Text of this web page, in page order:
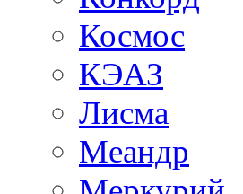
Космос
КЭАЗ
Лисма
Меандр